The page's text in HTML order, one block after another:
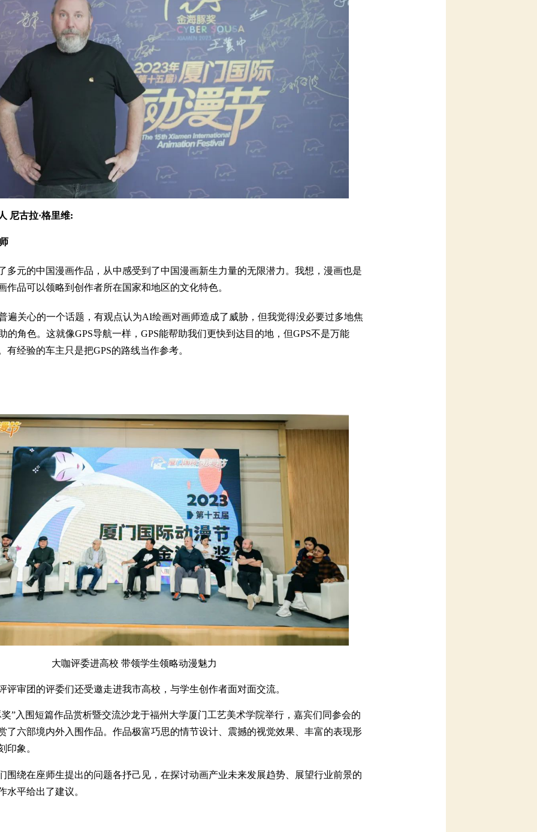
古拉·格里维:
品可以领略到创作者所在国家和地区的文化特色。
关心的一个话题，有观点认为AI绘画对画师造成了威胁，但我觉得没必要过多地焦
角色。这就像GPS导航一样，GPS能帮助我们更快到达目的地，但GPS不是万能
经验的车主只是把GPS的路线当作参考。
审团的评委们还受邀走进我市高校，与学生创作者面对面交流。
”入围短篇作品赏析暨交流沙龙于福州大学厦门工艺美术学院举行，嘉宾们同参会的
六部境内外入围作品。作品极富巧思的情节设计、震撼的视觉效果、丰富的表现形
绕在座师生提出的问题各抒己见，在探讨动画产业未来发展趋势、展望行业前景的
平给出了建议。
团阵容如下：（排名不分先后）